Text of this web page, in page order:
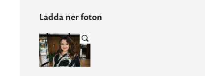
Ladda ner foton